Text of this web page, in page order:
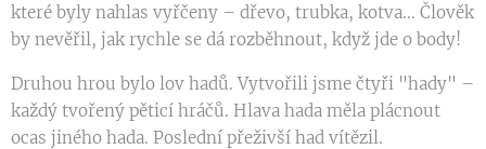
které byly nahlas vyřčeny – dřevo, trubka, kotva... Člověk
by nevěřil, jak rychle se dá rozběhnout, když jde o body!
Druhou hrou bylo lov hadů. Vytvořili jsme čtyři "hady" –
každý tvořený pěticí hráčů. Hlava hada měla plácnout
ocas jiného hada. Poslední přeživší had vítězil.